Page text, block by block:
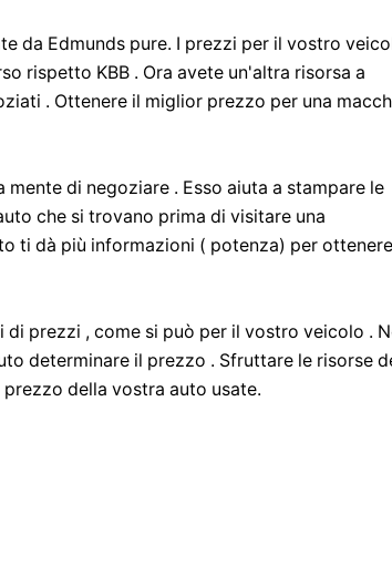
da Edmunds pure. I prezzi per il vostro
rispetto KBB . Ora avete un'altra risorsa a
. Ottenere il miglior prezzo per una
di negoziare . Esso aiuta a stampare le
che si trovano prima di visitare una
ti dà più informazioni ( potenza) per
prezzi , come si può per il vostro veicolo .
determinare il prezzo . Sfruttare le risorse
della vostra auto usate.